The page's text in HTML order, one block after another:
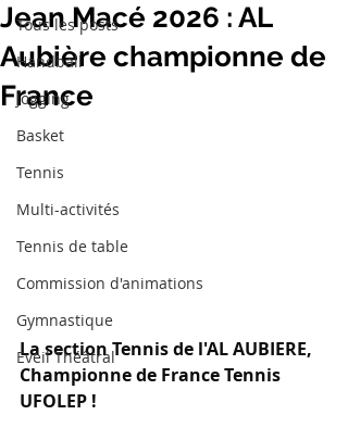
Tous les posts
Handball
Jogging
Basket
Tennis
Multi-activités
Tennis de table
Commission d'animations
Gymnastique
Eveil Théâtral
Jean Macé 2026 : AL
Aubière championne de
France
La section Tennis de l'AL AUBIERE,
Championne de France Tennis
UFOLEP !